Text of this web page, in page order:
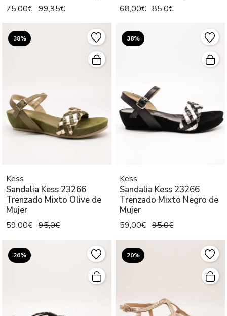
75,00€ 99,95€ 68,00€ 85,0€
38%
Kess
Sandalia Kess 23266
Trenzado Mixto Olive de
Mujer
59,00€ 95,0€
38%
Kess
Sandalia Kess 23266
Trenzado Mixto Negro de
Mujer
59,00€ 95,0€
26% 20%